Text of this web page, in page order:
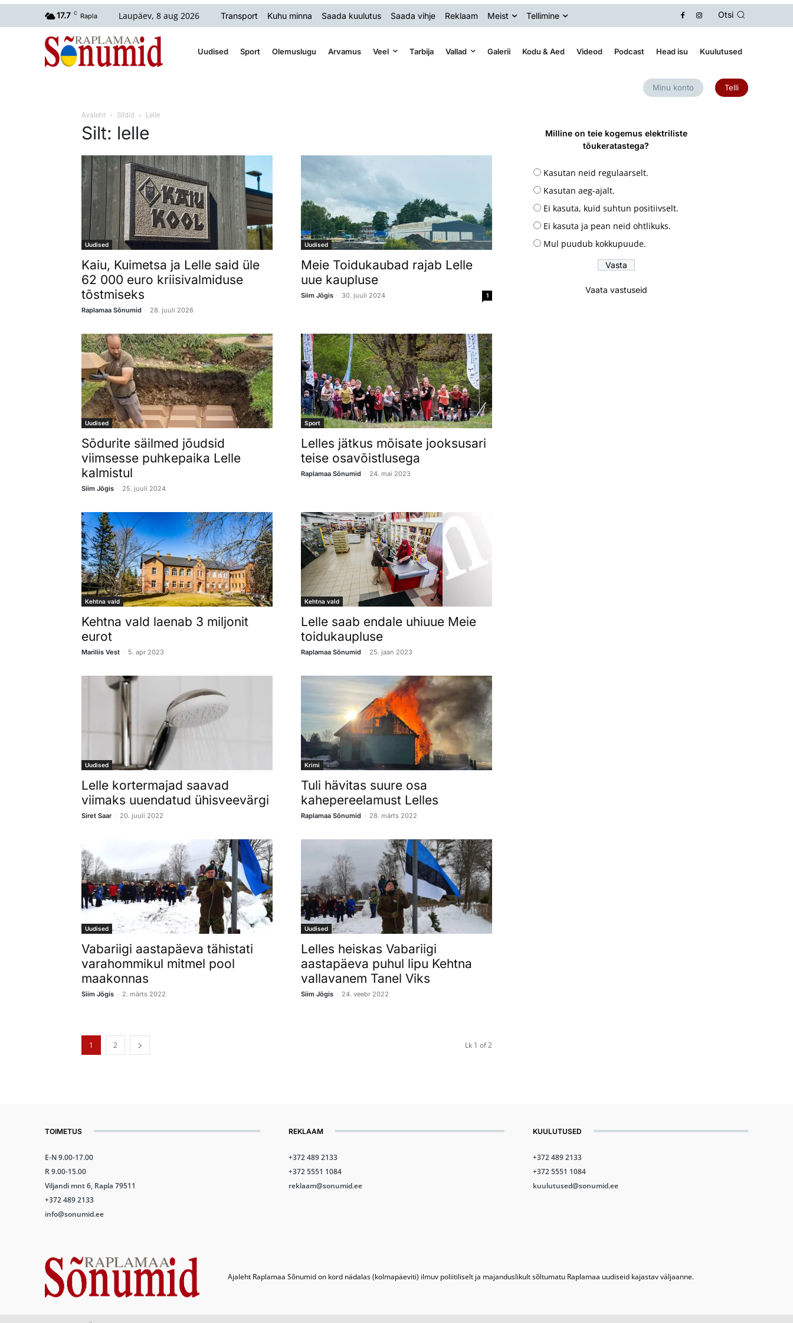
17.7 C Rapla Laupäev, 8 aug 2026 Transport Kuhu minna Saada kuulutus Saada vihje Reklaam Meist Tellimine Otsi
Uudised Sport Olemuslugu Arvamus Veel Tarbija Vallad Galerii Kodu & Aed Videod Podcast Head isu Kuulutused
Minu konto Telli
Avaleht Sildid Lelle
Silt: lelle
Uudised
Kaiu, Kuimetsa ja Lelle said üle
62 000 euro kriisivalmiduse
tõstmiseks
Raplamaa Sõnumid - 28. juuli 2026
Uudised
Meie Toidukaubad rajab Lelle
uue kaupluse
Siim Jõgis - 30. juuli 2024 1
Uudised
Sõdurite säilmed jõudsid
viimsesse puhkepaika Lelle
kalmistul
Siim Jõgis - 25. juuli 2024
Sport
Lelles jätkus mõisate jooksusari
teise osavõistlusega
Raplamaa Sõnumid - 24. mai 2023
Kehtna vald
Kehtna vald laenab 3 miljonit
eurot
Mariliis Vest - 5. apr 2023
Kehtna vald
Lelle saab endale uhiuue Meie
toidukaupluse
Raplamaa Sõnumid - 25. jaan 2023
Uudised
Lelle kortermajad saavad
viimaks uuendatud ühisveevärgi
Siret Saar - 20. juuli 2022
Krimi
Tuli hävitas suure osa
kahepereelamust Lelles
Raplamaa Sõnumid - 28. märts 2022
Uudised
Vabariigi aastapäeva tähistati
varahommikul mitmel pool
maakonnas
Siim Jõgis - 2. märts 2022
Uudised
Lelles heiskas Vabariigi
aastapäeva puhul lipu Kehtna
vallavanem Tanel Viks
Siim Jõgis - 24. veebr 2022
1 2 Lk 1 of 2
Milline on teie kogemus elektriliste
tõukeratastega?
Kasutan neid regulaarselt.
Kasutan aeg-ajalt.
Ei kasuta, kuid suhtun positiivselt.
Ei kasuta ja pean neid ohtlikuks.
Mul puudub kokkupuude.
Vaata vastuseid
TOIMETUS
E-N 9.00-17.00
R 9.00-15.00
Viljandi mnt 6, Rapla 79511
+372 489 2133
info@sonumid.ee
REKLAAM
+372 489 2133
+372 5551 1084
reklaam@sonumid.ee
KUULUTUSED
+372 489 2133
+372 5551 1084
kuulutused@sonumid.ee
Ajaleht Raplamaa Sõnumid on kord nädalas (kolmapäeviti) ilmuv poliitiliselt ja majanduslikult sõltumatu Raplamaa uudiseid kajastav väljaanne.